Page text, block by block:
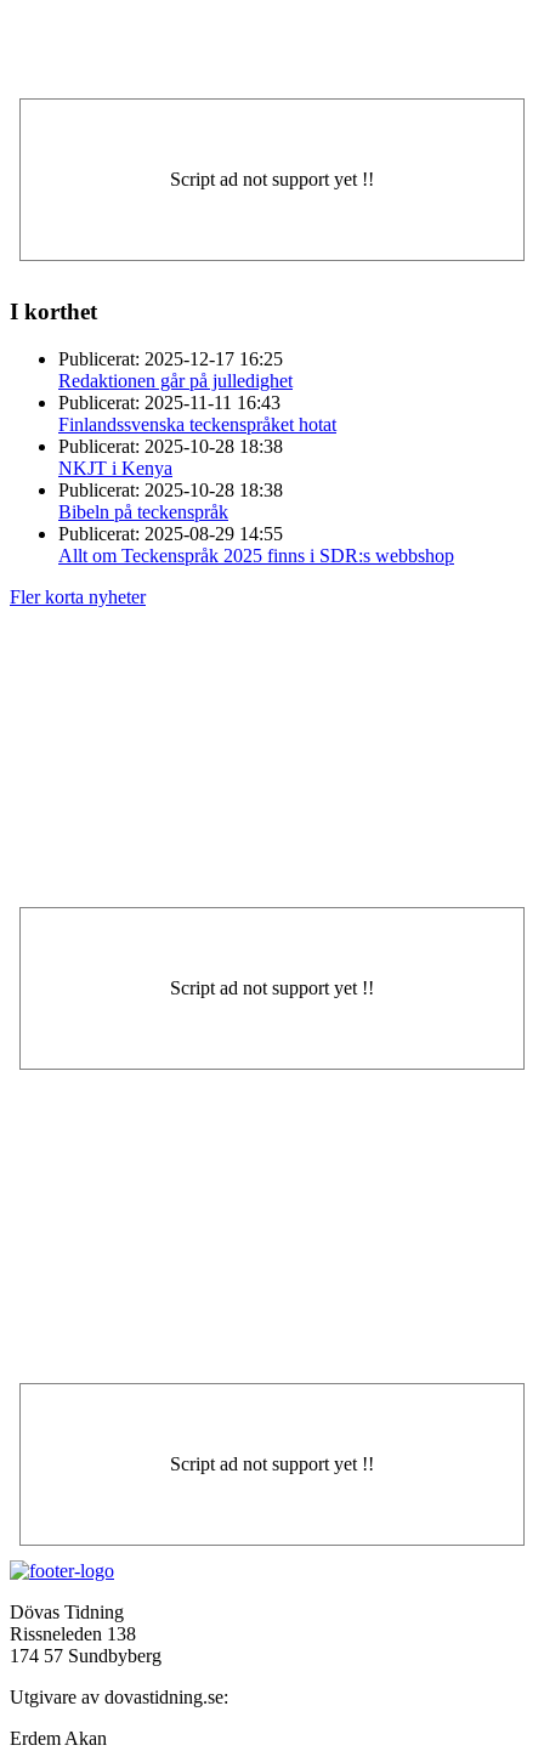
I korthet
Publicerat: 2025-12-17 16:25
Redaktionen går på julledighet
Publicerat: 2025-11-11 16:43
Finlandssvenska teckenspråket hotat
Publicerat: 2025-10-28 18:38
NKJT i Kenya
Publicerat: 2025-10-28 18:38
Bibeln på teckenspråk
Publicerat: 2025-08-29 14:55
Allt om Teckenspråk 2025 finns i SDR:s webbshop
Fler korta nyheter
Dövas Tidning
Rissneleden 138
174 57 Sundbyberg
Utgivare av dovastidning.se:
Erdem Akan